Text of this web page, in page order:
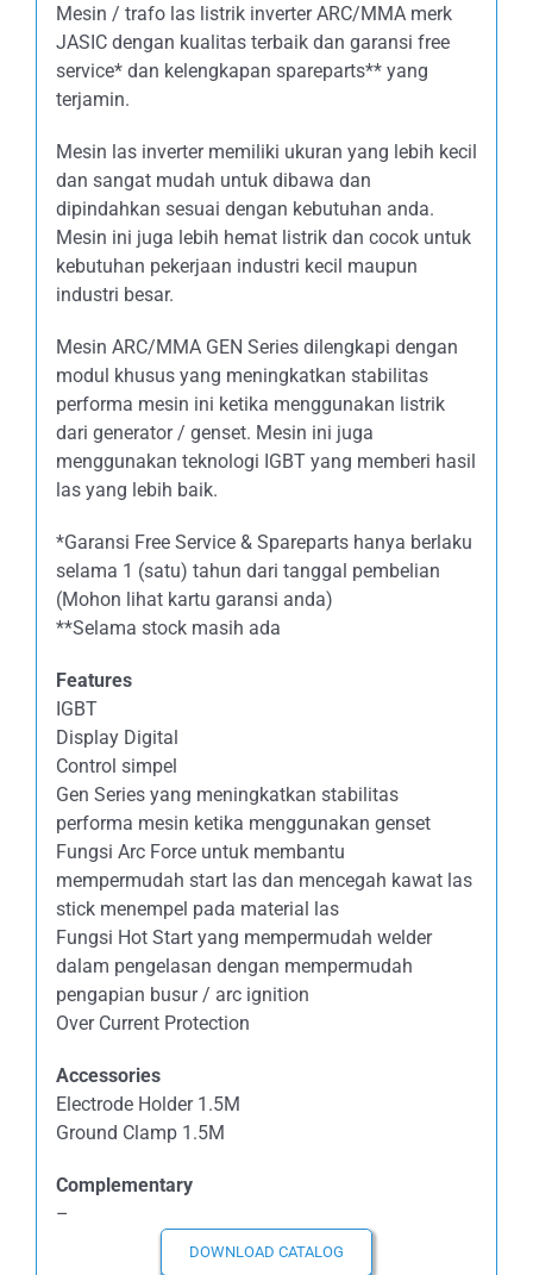
Mesin / trafo las listrik inverter ARC/MMA merk
JASIC dengan kualitas terbaik dan garansi free
service* dan kelengkapan spareparts** yang
terjamin.
Mesin las inverter memiliki ukuran yang lebih kecil
dan sangat mudah untuk dibawa dan
dipindahkan sesuai dengan kebutuhan anda.
Mesin ini juga lebih hemat listrik dan cocok untuk
kebutuhan pekerjaan industri kecil maupun
industri besar.
Mesin ARC/MMA GEN Series dilengkapi dengan
modul khusus yang meningkatkan stabilitas
performa mesin ini ketika menggunakan listrik
dari generator / genset. Mesin ini juga
menggunakan teknologi IGBT yang memberi hasil
las yang lebih baik.
*Garansi Free Service & Spareparts hanya berlaku
selama 1 (satu) tahun dari tanggal pembelian
(Mohon lihat kartu garansi anda)
**Selama stock masih ada
Features
IGBT
Display Digital
Control simpel
Gen Series yang meningkatkan stabilitas
performa mesin ketika menggunakan genset
Fungsi Arc Force untuk membantu
mempermudah start las dan mencegah kawat las
stick menempel pada material las
Fungsi Hot Start yang mempermudah welder
dalam pengelasan dengan mempermudah
pengapian busur / arc ignition
Over Current Protection
Accessories
Electrode Holder 1.5M
Ground Clamp 1.5M
Complementary
–
DOWNLOAD CATALOG